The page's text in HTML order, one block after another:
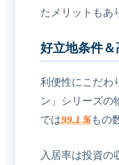
たメリットもあ
好立地条件
利便性にこだわ
ン」シリーズの
では99.1％もの
入居率は投資の